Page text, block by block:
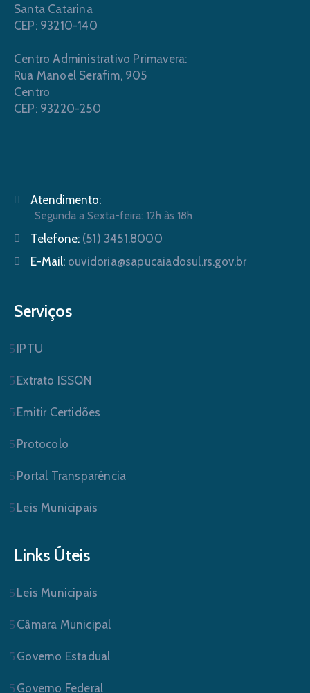
Santa Catarina
CEP: 93210-140
Centro Administrativo Primavera:
Rua Manoel Serafim, 905
Centro
CEP: 93220-250
Atendimento:
Segunda a Sexta-feira: 12h às 18h
Telefone: (51) 3451.8000
E-Mail: ouvidoria@sapucaiadosul.rs.gov.br
Serviços
IPTU
Extrato ISSQN
Emitir Certidões
Protocolo
Portal Transparência
Leis Municipais
Links Úteis
Leis Municipais
Câmara Municipal
Governo Estadual
Governo Federal